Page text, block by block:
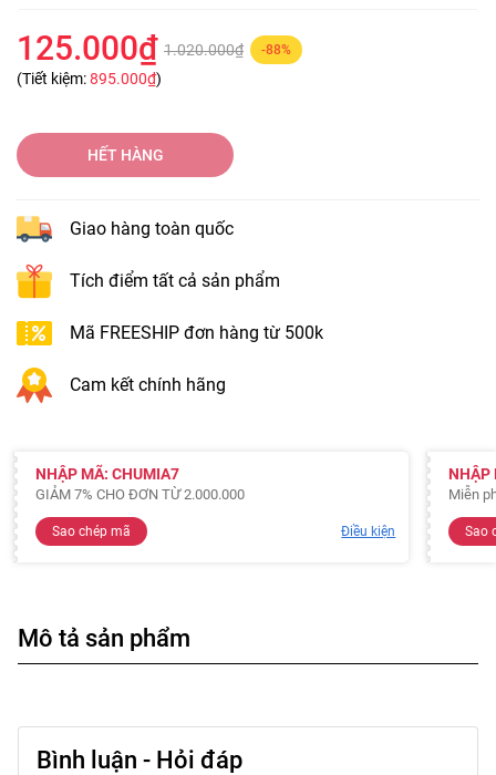
125.000₫ 1.020.000₫ -88%
(Tiết kiệm:895.000₫)
HẾT HÀNG
Giao hàng toàn quốc
Tích điểm tất cả sản phẩm
Mã FREESHIP đơn hàng từ 500k
Cam kết chính hãng
NHẬP MÃ: CHUMIA7
GIẢM 7% CHO ĐƠN TỪ 2.000.000
Sao chép mã Điều kiện
NHẬP
Miễn
Sao
Mô tả sản phẩm
Bình luận - Hỏi đáp